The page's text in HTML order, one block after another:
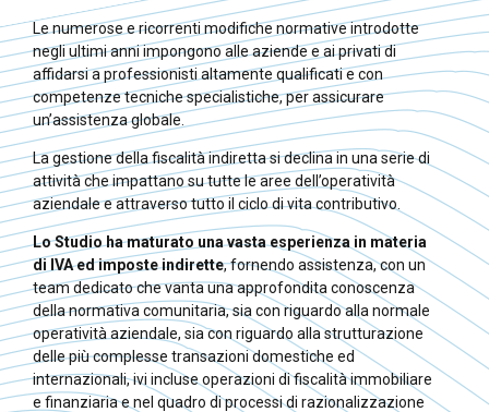
Le numerose e ricorrenti modifiche normative introdotte
negli ultimi anni impongono alle aziende e ai privati di
affidarsi a professionisti altamente qualificati e con
competenze tecniche specialistiche, per assicurare
un’assistenza globale.
La gestione della fiscalità indiretta si declina in una serie di
attività che impattano su tutte le aree dell’operatività
aziendale e attraverso tutto il ciclo di vita contributivo.
Lo Studio ha maturato una vasta esperienza in materia
di IVA ed imposte indirette, fornendo assistenza, con un
team dedicato che vanta una approfondita conoscenza
della normativa comunitaria, sia con riguardo alla normale
operatività aziendale, sia con riguardo alla strutturazione
delle più complesse transazioni domestiche ed
internazionali, ivi incluse operazioni di fiscalità immobiliare
e finanziaria e nel quadro di processi di razionalizzazione